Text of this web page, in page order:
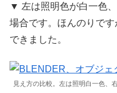
▼ 左は照明色が白一色
場合です。ほんのりで
できました。
見え方の比較。左は照明白一色、